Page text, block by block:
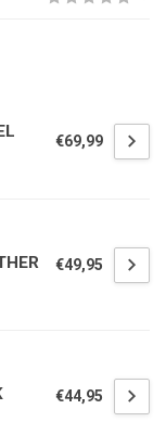
€69,99
€49,95
€44,95